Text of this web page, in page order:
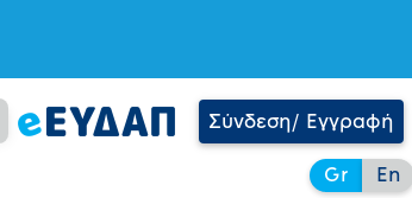
Σύνδεση/ Εγγραφή
Gr En